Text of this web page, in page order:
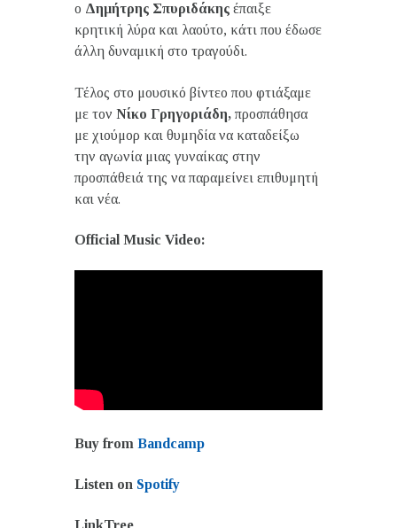
ο Δημήτρης Σπυριδάκης έπαιξε
κρητική λύρα και λαούτο, κάτι που έδωσε
άλλη δυναμική στο τραγούδι.
Τέλος στο μουσικό βίντεο που φτιάξαμε
με τον Νίκo Γρηγοριάδη, προσπάθησα
με χιούμορ και θυμηδία να καταδείξω
την αγωνία μιας γυναίκας στην
προσπάθειά της να παραμείνει επιθυμητή
και νέα.
Official Music Video:
Buy from Bandcamp
Listen on Spotify